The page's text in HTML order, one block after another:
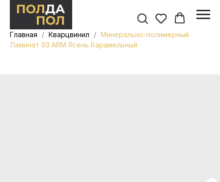
Главная Кварцвинил
Минерально-полимерный
Ламинат 93 ARM Ясень Карамельный